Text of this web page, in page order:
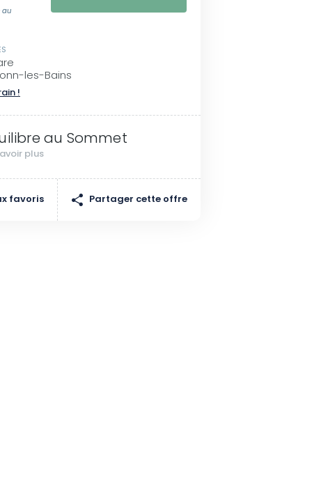
au
les-Bains
!
au Sommet
plus
favoris Partager cette offre